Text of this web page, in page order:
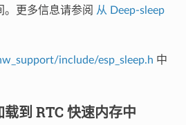
。更多信息请参阅 从 Deep-sleep
include/esp_sleep.h 中
到 RTC 快速内存中